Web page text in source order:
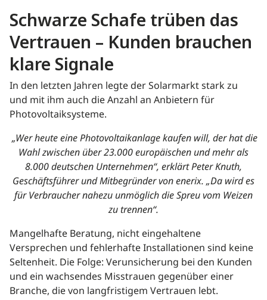
Schwarze Schafe trüben das
Vertrauen – Kunden brauchen
klare Signale
In den letzten Jahren legte der Solarmarkt stark zu
und mit ihm auch die Anzahl an Anbietern für
Photovoltaiksysteme.
„Wer heute eine Photovoltaikanlage kaufen will, der hat die
Wahl zwischen über 23.000 europäischen und mehr als
8.000 deutschen Unternehmen“, erklärt Peter Knuth,
Geschäftsführer und Mitbegründer von enerix. „Da wird es
für Verbraucher nahezu unmöglich die Spreu vom Weizen
zu trennen“.
Mangelhafte Beratung, nicht eingehaltene
Versprechen und fehlerhafte Installationen sind keine
Seltenheit. Die Folge: Verunsicherung bei den Kunden
und ein wachsendes Misstrauen gegenüber einer
Branche, die von langfristigem Vertrauen lebt.